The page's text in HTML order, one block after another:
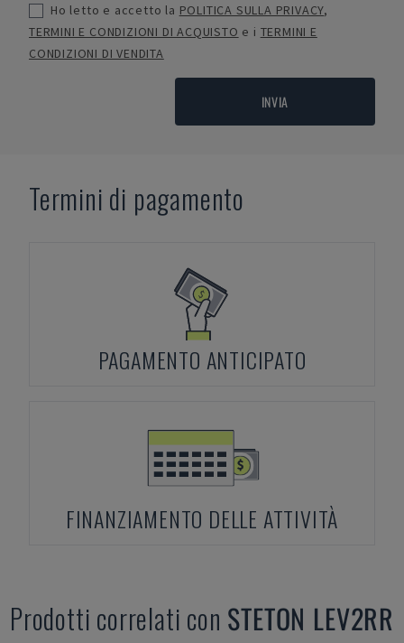
Ho letto e accetto la POLITICA SULLA PRIVACY,
TERMINI E CONDIZIONI DI ACQUISTO e i TERMINI E
CONDIZIONI DI VENDITA
INVIA
Termini di pagamento
PAGAMENTO ANTICIPATO
FINANZIAMENTO DELLE ATTIVITÀ
Prodotti correlati con STETON LEV2RR